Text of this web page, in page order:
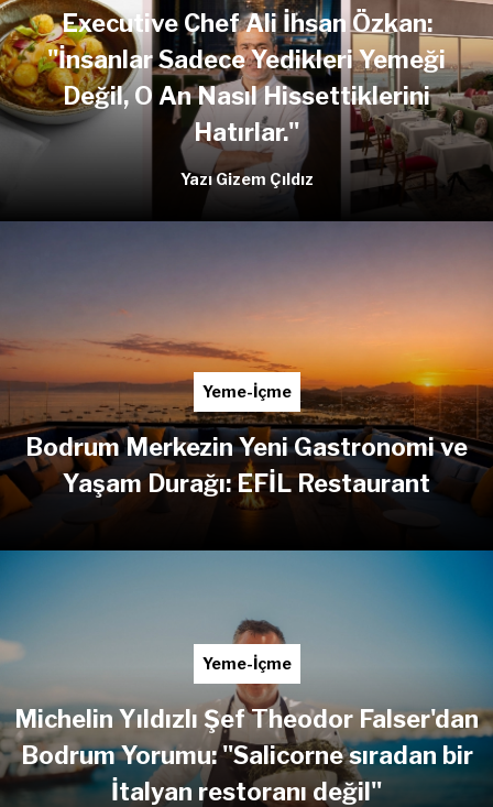
Executive Chef Ali İhsan Özkan:
"İnsanlar Sadece Yedikleri Yemeği
Değil, O An Nasıl Hissettiklerini
Hatırlar."
Yazı Gizem Çıldız
Yeme-İçme
Bodrum Merkezin Yeni Gastronomi ve
Yaşam Durağı: EFİL Restaurant
Yeme-İçme
Michelin Yıldızlı Şef Theodor Falser'dan
Bodrum Yorumu: "Salicorne sıradan bir
İtalyan restoranı değil"